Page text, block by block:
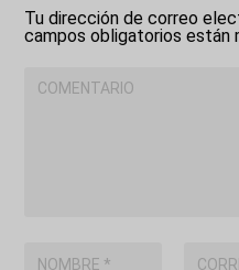
Tu dirección de correo
campos obligatorios están